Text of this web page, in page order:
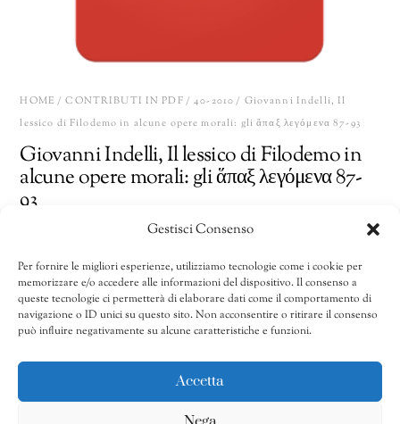
Gestisci Consenso
Per fornire le migliori esperienze, utilizziamo tecnologie come i cookie per
memorizzare e/o accedere alle informazioni del dispositivo. Il consenso a
queste tecnologie ci permetterà di elaborare dati come il comportamento di
navigazione o ID unici su questo sito. Non acconsentire o ritirare il consenso
può influire negativamente su alcune caratteristiche e funzioni.
Accetta
HOME /CONTRIBUTI IN PDF/40-2010/ Giovanni Indelli, Il
lessico di Filodemo in alcune opere morali: gli ἅπαξ λεγόμενα 87-93
Giovanni Indelli, Il lessico di Filodemo in
alcune opere morali: gli ἅπαξ λεγόμενα 87-
93
Giovanni
Indelli,
Il
lessico
Filodemo
AGGIUNGI AL CARRELLO Share
CATEGORIE:32/2002-40/2010,40-2010,Contributi in pdf